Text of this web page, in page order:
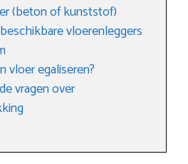
(beton of kunststof)
vloerenleggers
vloer egaliseren?
vragen over